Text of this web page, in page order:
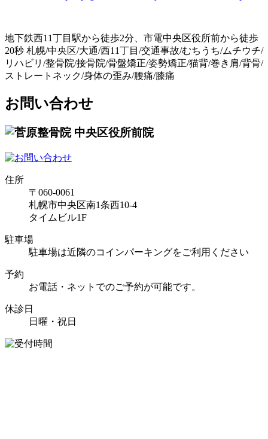
地下鉄西11丁目駅から徒歩2分、市電中央区役所前から徒歩
20秒 札幌/中央区/大通/西11丁目/交通事故/むちうち/ムチウチ/
リハビリ/整骨院/接骨院/骨盤矯正/姿勢矯正/猫背/巻き肩/背骨/
ストレートネック/身体の歪み/腰痛/膝痛
お問い合わせ
住所
〒060-0061
札幌市中央区南1条西10-4
タイムビル1F
駐車場
駐車場は近隣のコインパーキングをご利用ください
予約
お電話・ネットでのご予約が可能です。
休診日
日曜・祝日